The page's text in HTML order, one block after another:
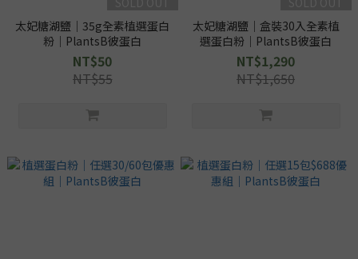
太妃糖湖鹽｜35g全素植選蛋白
粉｜PlantsB彼蛋白
NT$50
NT$55
太妃糖湖鹽｜盒裝30入全素植
選蛋白粉｜PlantsB彼蛋白
NT$1,290
NT$1,650